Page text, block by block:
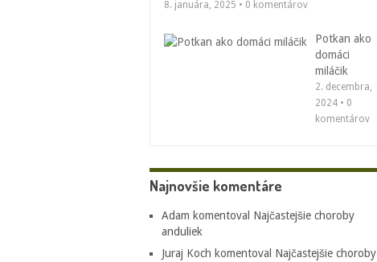
8. januára, 2025 • 0 komentárov
Potkan ako
domáci
miláčik
2. decembra,
2024 • 0
komentárov
Najnovšie komentáre
Adam komentoval Najčastejšie choroby
anduliek
Juraj Koch komentoval Najčastejšie choroby